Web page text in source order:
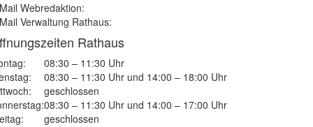
Webredaktion:
Verwaltung Rathaus:
Rathaus
08:30 – 11:30 Uhr
08:30 – 11:30 Uhr und 14:00 – 18:00 Uhr
geschlossen
08:30 – 11:30 Uhr und 14:00 – 17:00 Uhr
geschlossen